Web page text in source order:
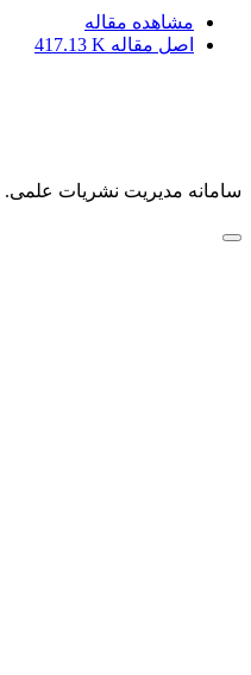
مشاهده مقاله
اصل مقاله 417.13 K
سامانه مدیریت نشریات علمی.